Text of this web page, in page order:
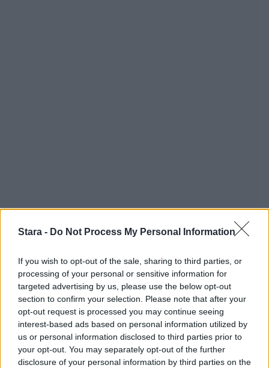
Stara - Do Not Process My Personal Information
If you wish to opt-out of the sale, sharing to third parties, or
processing of your personal or sensitive information for
targeted advertising by us, please use the below opt-out
section to confirm your selection. Please note that after your
opt-out request is processed you may continue seeing
interest-based ads based on personal information utilized by
us or personal information disclosed to third parties prior to
your opt-out. You may separately opt-out of the further
disclosure of your personal information by third parties on the